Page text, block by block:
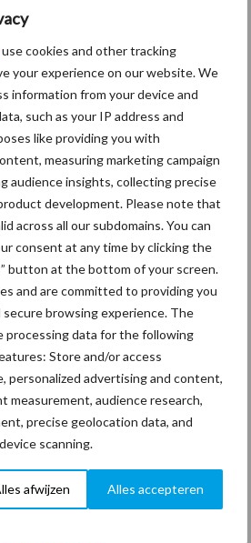
use cookies and other tracking
your experience on our website. We
information from your device and
such as your IP address and
like providing you with
measuring marketing campaign
audience insights, collecting precise
development. Please note that
across all our subdomains. You can
consent at any time by clicking the
button at the bottom of your screen.
and are committed to providing you
browsing experience. The
processing data for the following
Store and/or access
personalized advertising and content,
measurement, audience research,
precise geolocation data, and
scanning.
afwijzen Alles accepteren
flexibele
kent mitsen en
van de Ridder Cleaners:
zit in m’n bloed,
innoveren is mijn toekomst”
Sports Centre maakt
voor het leven
Apps: breng rust in de
Saints & Stars moet